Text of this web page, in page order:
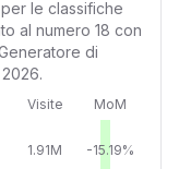
le classifiche
al numero 18 con
di
Visite MoM
1.91M -15.19%